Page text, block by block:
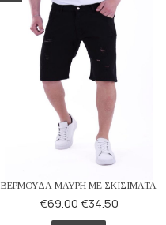
ΒΕΡΜΟΥΔΑ ΜΑΥΡΗ ΜΕ ΣΚΙΣΙΜΑΤΑ
€69.00€34.50